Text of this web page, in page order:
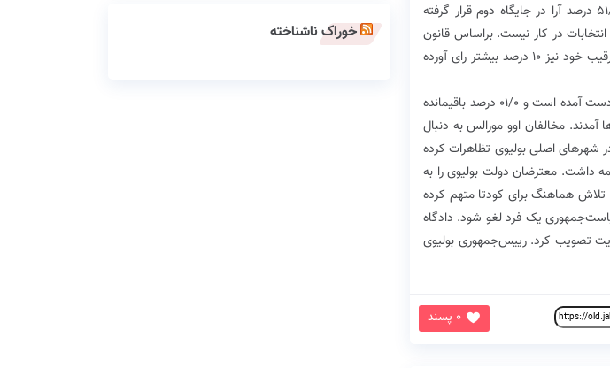
بنا‌بر آمار کارلوس مسا، رقیب مورالس از حزب سوسیال دموکرات «جبهه انقلابی چپ» با ۵۱/۳۶ درصد آرا در جایگاه دوم قرار گرفته
دومی برای این انتخابات در کار نیست. براساس قانون
اساسی بولیوی، در صورتی که یکی از نامزدها بیش از ۴۰ درصد آرا را کسب کند و از نزدیکترین رقیب خود نیز ۱۰ درصد بیشتر رای آورده
یک سخنگوی کمیسیون انتخابات بولیوی گفته است نتیجه جاری با شمارش ۹۹/۹۹ درصد آرا به دست آمده است و ۰۱/۰ درصد باقیمانده
آمدند. مخالفان اوو مورالس به دنبال
شهرهای اصلی بولیوی تظاهرات کرده
داشت. معترضان دولت بولیوی را به
هماهنگ برای کودتا متهم کرده
برای ریاست‌جمهوری یک فرد لغو شود. دادگاه
طرح را در نهایت تصویب کرد. رییس‌جمهوری بولیوی
0 پسند
خوراک ناشناخته